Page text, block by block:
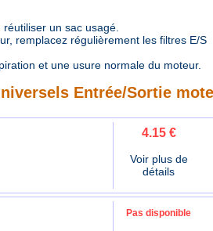
un sac usagé.
remplacez régulièrement les filtres E/S
et une usure normale du moteur.
Entrée/Sortie
4.15 €
Voir plus de
détails
Pas disponible